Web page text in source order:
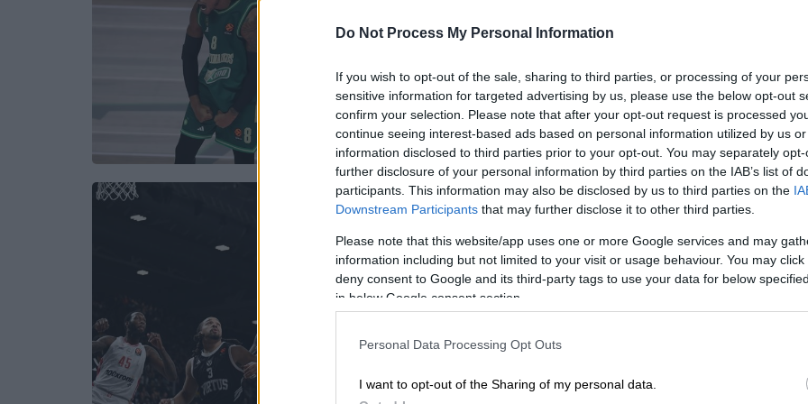
Do Not Process My Personal Information
If you wish to opt-out of the sale, sharing to third parties, or processing of your
sensitive information for targeted advertising by us, please use the below opt-out
confirm your selection. Please note that after your opt-out request is processed
continue seeing interest-based ads based on personal information utilized by us
information disclosed to third parties prior to your opt-out. You may separately
further disclosure of your personal information by third parties on the IAB’s list of
participants. This information may also be disclosed by us to third parties on the
Downstream Participants that may further disclose it to other third parties.
Please note that this website/app uses one or more Google services and may
information including but not limited to your visit or usage behaviour. You may
deny consent to Google and its third-party tags to use your data for below
in below Google consent section.
Personal Data Processing Opt Outs
I want to opt-out of the Sharing of my personal data.
στις νίκες
Ο Παναθηναϊκός επικράτησε 84-71
της Βίρτους Μπολόνια
Αθλητισμός
Euroleague: Έκανε τα... εύκολα,
δύσκολα ο Ολυμπιακός αλλά
πέρασε νικηφόρα απ' την
Μπολόνια!
Οι Ερυθρόλευκοι επικράτησαν 97-94